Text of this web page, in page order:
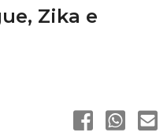
Zika e